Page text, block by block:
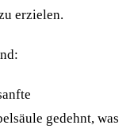
erzielen.
gedehnt, was